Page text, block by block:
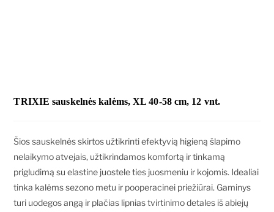
TRIXIE sauskelnės kalėms, XL 40-58 cm, 12 vnt.
Šios sauskelnės skirtos užtikrinti efektyvią higieną šlapimo
nelaikymo atvejais, užtikrindamos komfortą ir tinkamą
prigludimą su elastine juostele ties juosmeniu ir kojomis. Idealiai
tinka kalėms sezono metu ir pooperacinei priežiūrai. Gaminys
turi uodegos angą ir plačias lipnias tvirtinimo detales iš abiejų